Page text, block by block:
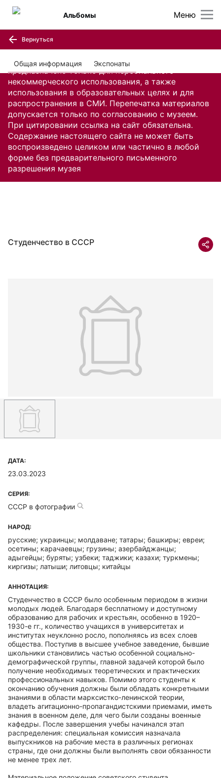
Содержание настоящего сайта, включая все
изображения и текстовую информацию,
предназначено только для персонального
некоммерческого использования, а также
использования в образовательных целях и для
распространения в СМИ. Перепечатка материалов
допускается только по согласованию с музеем.
При цитировании ссылка на сайт обязательна.
Содержание настоящего сайта не может быть
воспроизведено целиком или частично в любой
форме без предварительного письменного
разрешения музея
Меню
Альбомы
Вернуться
Общая информация Экспонаты
Студенчество в СССР
ДАТА:
23.03.2023
СЕРИЯ:
СССР в фотографии
НАРОД:
русские; украинцы; молдаване; татары; башкиры; евреи;
осетины; карачаевцы; грузины; азербайджанцы;
адыгейцы; буряты; узбеки; таджики; казахи; туркмены;
киргизы; латыши; литовцы; китайцы
АННОТАЦИЯ:
Студенчество в СССР было особенным периодом в жизни
молодых людей. Благодаря бесплатному и доступному
образованию для рабочих и крестьян, особенно в 1920–
1930-е гг., количество учащихся в университетах и
институтах неуклонно росло, пополняясь из всех слоев
общества. Поступив в высшее учебное заведение, бывшие
школьники становились частью особенной социально-
демографической группы, главной задачей которой было
получение необходимых теоретических и практических
профессиональных навыков. Помимо этого студенты к
окончанию обучения должны были обладать конкретными
знаниями в области марксистко-ленинской теории,
владеть агитационно-пропагандистскими приемами, иметь
знания в военном деле, для чего были созданы военные
кафедры. После завершения учебы начинался этап
распределения: специальная комиссия назначала
выпускников на рабочие места в различных регионах
страны, где они должны были выполнять свои обязанности
не менее трех лет.